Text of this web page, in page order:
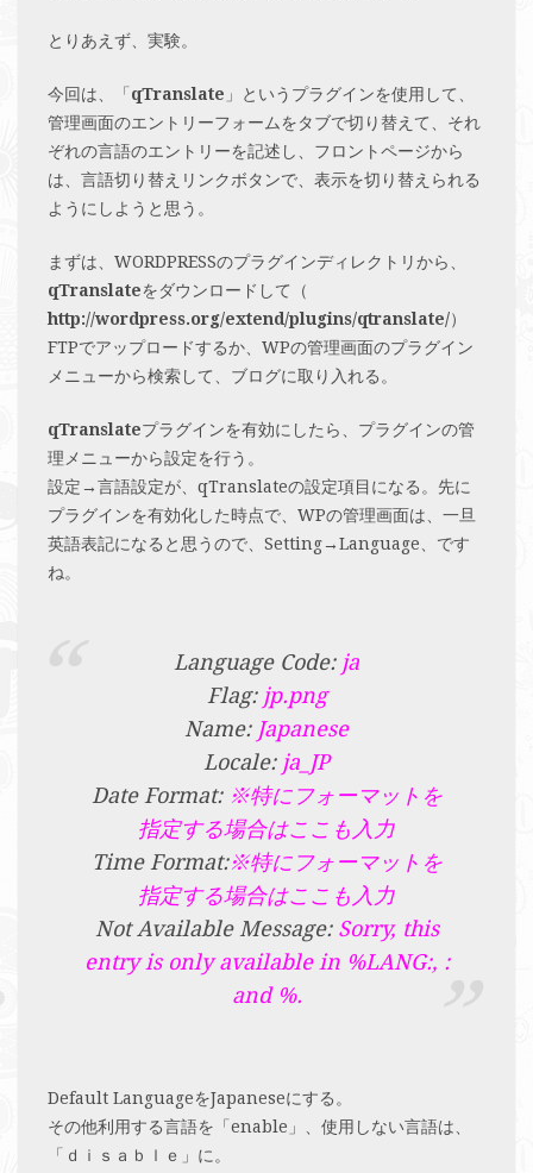
とりあえず、実験。
今回は、「 qTranslate 」というプラグインを使用して、
管理画面のエントリーフォームをタブで切り替えて、それ
ぞれの言語のエントリーを記述し、フロントページから
は、言語切り替えリンクボタンで、表示を切り替えられる
ようにしようと思う。
まずは、WORDPRESSのプラグインディレクトリから、
qTranslateをダウンロードして（
http://wordpress.org/extend/plugins/qtranslate/）
FTPでアップロードするか、WPの管理画面のプラグイン
メニューから検索して、ブログに取り入れる。
qTranslateプラグインを有効にしたら、プラグインの管
理メニューから設定を行う。
設定→言語設定が、qTranslateの設定項目になる。先に
プラグインを有効化した時点で、WPの管理画面は、一旦
英語表記になると思うので、Setting→Language、です
ね。
Language Code: ja
Flag: jp.png
Name: Japanese
Locale: ja_JP
Date Format: ※特にフォーマットを
指定する場合はここも入力
Time Format:※特にフォーマットを
指定する場合はここも入力
Not Available Message: Sorry, this
entry is only available in %LANG:, :
and %.
Default LanguageをJapaneseにする。
その他利用する言語を「enable」、使用しない言語は、
「ｄｉｓａｂｌｅ」に。